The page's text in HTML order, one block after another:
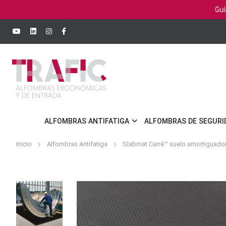
ALFOMBRAS ANTIFATIGA ALFOMBRAS DE
Inicio Alfombras Antifatiga Slabmat Carré™ suelo
Saltar
al
final
de